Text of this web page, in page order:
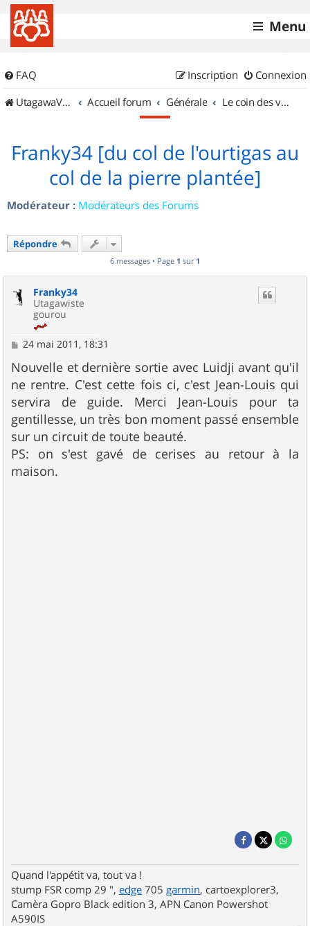
Menu
FAQ Connexion
Inscription
UtagawaVTT (Randos VTT et VTTAE avec traces GPS)
Accueil forum Générale Le coin des vidéastes
Franky34 [du col de l'ourtigas au
col de la pierre plantée]
Modérateur : Modérateurs des Forums
Répondre
6 messages • Page 1 sur 1
Franky34
Utagawiste
gourou
M
s
s
a
g
e
24 mai 2011, 18:31
Nouvelle et dernière sortie avec Luidji avant qu'il
ne rentre. C'est cette fois ci, c'est Jean-Louis qui
servira de guide. Merci Jean-Louis pour ta
gentillesse, un très bon moment passé ensemble
sur un circuit de toute beauté.
PS: on s'est gavé de cerises au retour à la
maison.
Quand l'appétit va, tout va !
stump FSR comp 29 ", edge 705 garmin, cartoexplorer3,
Camèra Gopro Black edition 3, APN Canon Powershot
A590IS